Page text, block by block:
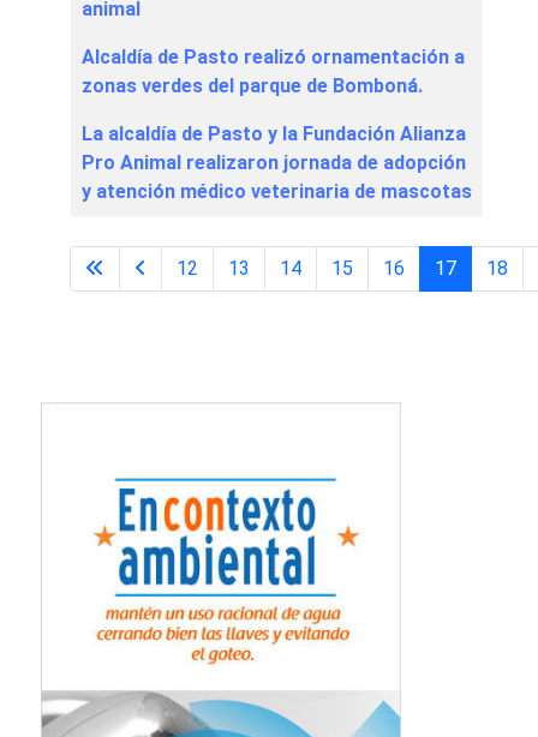
animal
Alcaldía de Pasto realizó ornamentación a
zonas verdes del parque de Bomboná.
La alcaldía de Pasto y la Fundación Alianza
Pro Animal realizaron jornada de adopción
y atención médico veterinaria de mascotas
Página 17 de 31
12 13 14 15 16 17 18